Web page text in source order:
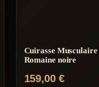
Cuirasse Musculaire
Romaine noire
159,00 €